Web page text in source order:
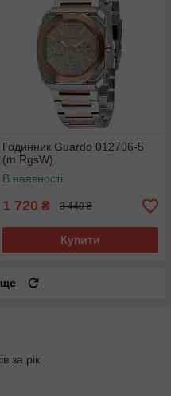
Годинник Guardo 012706-5
(m.RgsW)
В наявності
1 720 ₴ 3 440 ₴
Купити
за рік